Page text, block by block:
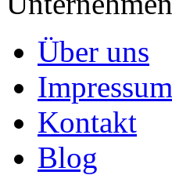
Über uns
Impressum
Kontakt
Blog